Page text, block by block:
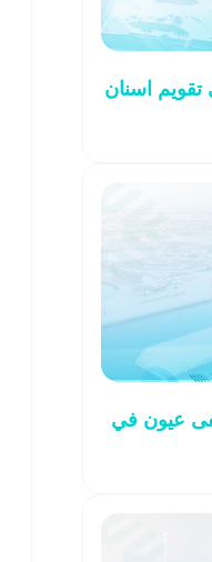
اسنان
عيون في